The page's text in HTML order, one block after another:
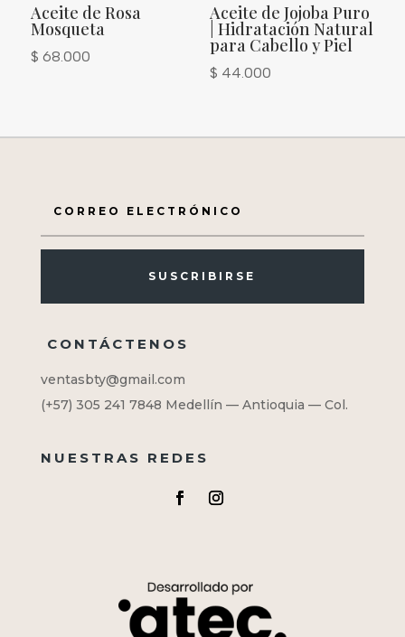
Aceite de Rosa
Mosqueta
$ 68.000
Aceite de Jojoba Puro
| Hidratación Natural
para Cabello y Piel
$ 44.000
SUSCRIBIRSE
CONTÁCTENOS
ventasbty@gmail.com
(+57) 305 241 7848 Medellín — Antioquia — Col.
NUESTRAS REDES